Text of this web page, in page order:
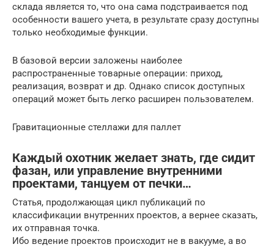
склада является то, что она сама подстраивается под
особенности вашего учета, в результате сразу доступны
только необходимые функции.
В базовой версии заложены наиболее
распространенные товарные операции: приход,
реализация, возврат и др. Однако список доступных
операций может быть легко расширен пользователем.
Гравитационные стеллажи для паллет
Каждый охотник желает знать, где сидит
фазан, или управление внутренними
проектами, танцуем от печки…
Статья, продолжающая цикл публикаций по
классификации внутренних проектов, а вернее сказать,
их отправная точка.
Ибо ведение проектов происходит не в вакууме, а во